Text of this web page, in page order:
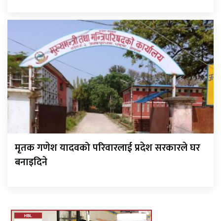
मृतक गणेश यादवको परिवारलाई प्रदेश सरकारले घर
बनाइदिने